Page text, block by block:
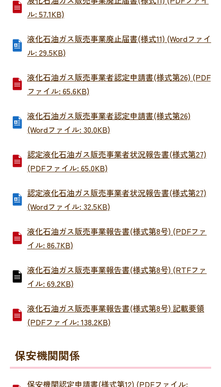
ル: 57.1KB)
液化石油ガス販売事業廃止届書(様式11) (Wordファイ
ル: 29.5KB)
液化石油ガス販売事業者認定申請書(様式第26) (PDF
ファイル: 65.6KB)
液化石油ガス販売事業者認定申請書(様式第26)
(Wordファイル: 30.0KB)
認定液化石油ガス販売事業者状況報告書(様式第27)
(PDFファイル: 65.0KB)
認定液化石油ガス販売事業者状況報告書(様式第27)
(Wordファイル: 32.5KB)
液化石油ガス販売事業報告書(様式第8号) (PDFファ
イル: 86.7KB)
液化石油ガス販売事業報告書(様式第8号) (RTFファ
イル: 69.2KB)
液化石油ガス販売事業報告書(様式第8号) 記載要領
(PDFファイル: 138.2KB)
保安機関関係
保安機関認定申請書(様式第12) (PDFファイル: